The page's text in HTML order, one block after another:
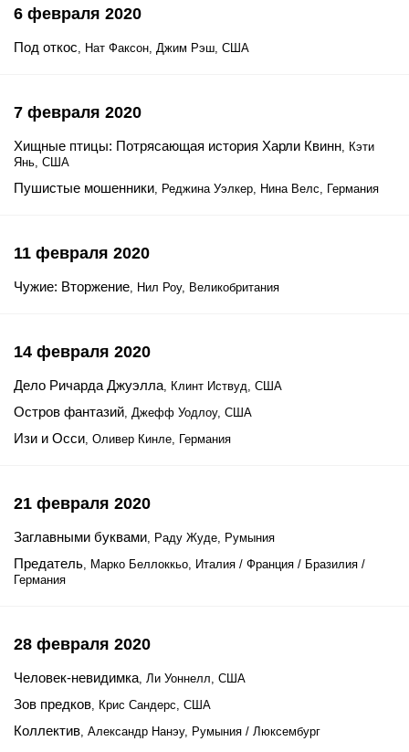
6 февраля 2020
Под откос, Нат Факсон, Джим Рэш, США
7 февраля 2020
Хищные птицы: Потрясающая история Харли Квинн, Кэти
Янь, США
Пушистые мошенники, Реджина Уэлкер, Нина Велс, Германия
11 февраля 2020
Чужие: Вторжение, Нил Роу, Великобритания
14 февраля 2020
Дело Ричарда Джуэлла, Клинт Иствуд, США
Остров фантазий, Джефф Уодлоу, США
Изи и Осси, Оливер Кинле, Германия
21 февраля 2020
Заглавными буквами, Раду Жуде, Румыния
Предатель, Марко Беллоккьо, Италия / Франция / Бразилия /
Германия
28 февраля 2020
Человек-невидимка, Ли Уоннелл, США
Зов предков, Крис Сандерс, США
Коллектив, Александр Нанэу, Румыния / Люксембург